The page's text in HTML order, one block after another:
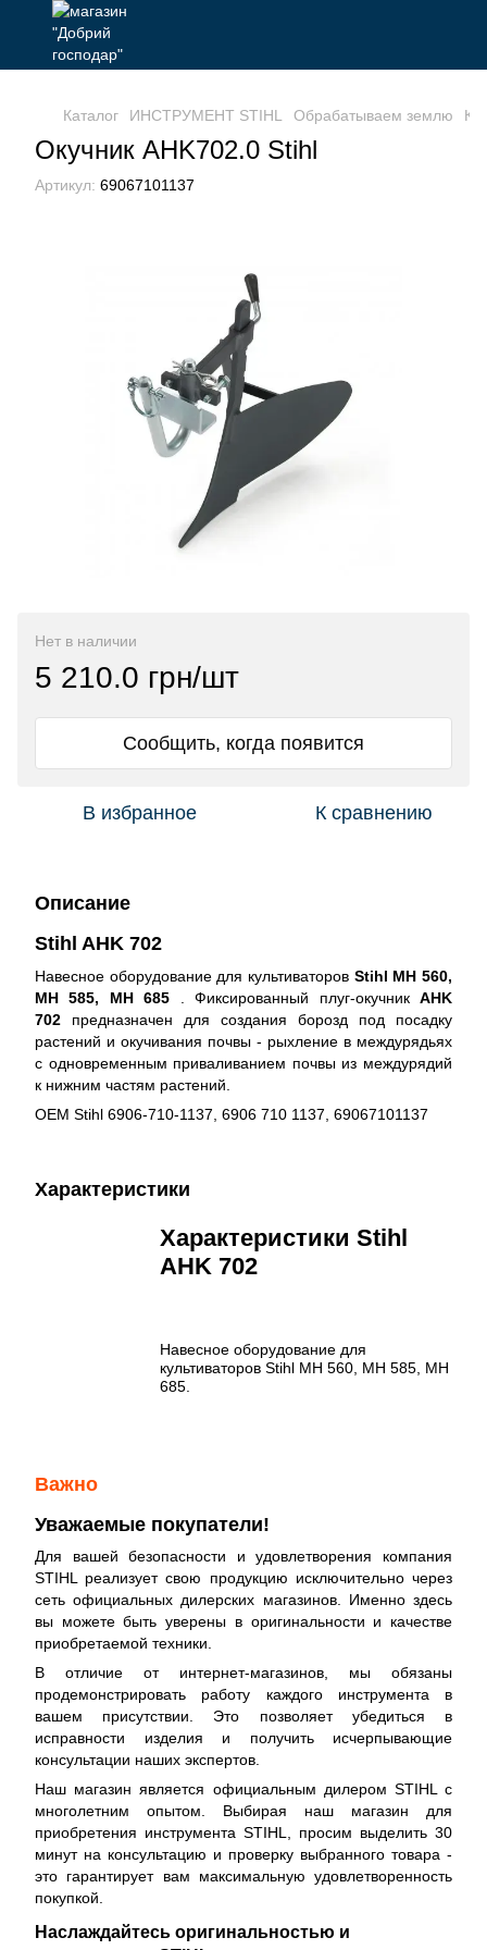
Каталог ИНСТРУМЕНТ STIHL Обрабатываем землю
Окучник AHK702.0 Stihl
Артикул: 69067101137
Нет в наличии
5 210.0 грн/шт
Сообщить, когда появится
В избранное К сравнению
Описание
Stihl AHK 702
Навесное оборудование для культиваторов Stihl MH 560,
MH 585, MH 685
. Фиксированный плуг-окучник AHK
702
предназначен для создания борозд под посадку
растений и окучивания почвы - рыхление в междурядьях
с одновременным приваливанием почвы из междурядий
к нижним частям растений.
OEM Stihl 6906-710-1137, 6906 710 1137, 69067101137
Характеристики
Характеристики Stihl
AHK 702
Навесное оборудование для
культиваторов Stihl MH 560, MH 585, MH
685.
Важно
Уважаемые покупатели!
Для вашей безопасности и удовлетворения компания
STIHL реализует свою продукцию исключительно через
сеть официальных дилерских магазинов. Именно здесь
вы можете быть уверены в оригинальности и качестве
приобретаемой техники.
В отличие от интернет-магазинов, мы обязаны
продемонстрировать работу каждого инструмента в
вашем присутствии. Это позволяет убедиться в
исправности изделия и получить исчерпывающие
консультации наших экспертов.
Наш магазин является официальным дилером STIHL с
многолетним опытом. Выбирая наш магазин для
приобретения инструмента STIHL, просим выделить 30
минут на консультацию и проверку выбранного товара -
это гарантирует вам максимальную удовлетворенность
покупкой.
Наслаждайтесь оригинальностью и